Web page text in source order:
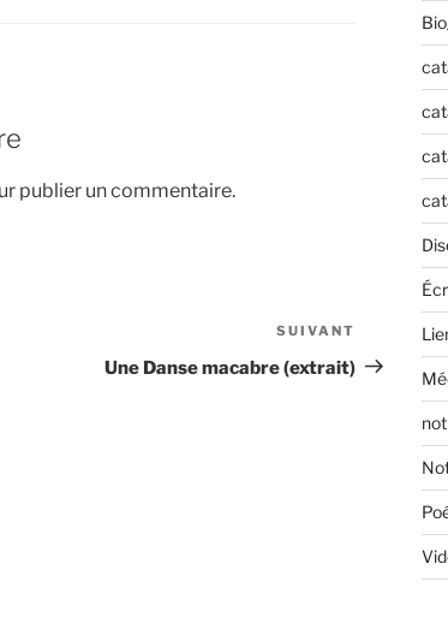
publier un commentaire.
suivant
SUIVANT
Une Danse macabre (extrait)